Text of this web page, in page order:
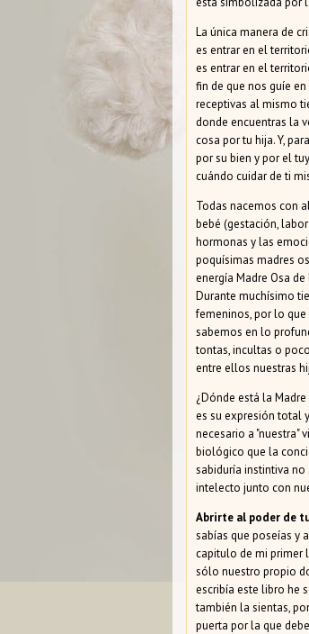
La única manera de
es entrar en el
es entrar en el
fin de que nos guíe
receptivas al mismo
donde encuentras la
cosa por tu hija. Y,
por su bien y por el
cuándo cuidar de ti
Todas nacemos con
bebé (gestación,
hormonas y las
poquísimas madres
energía Madre Osa
Durante muchísimo
femeninos, por lo
sabemos en lo
tontas, incultas o
entre ellos nuestras
¿Dónde está la
es su expresión total
necesario a "nuestra"
biológico que la
sabiduría instintiva
intelecto junto con
Abrirte al poder de
sabías que poseías y
capitulo de mi primer
sólo nuestro propio
escribía este libro he
también la sientas,
puerta por la que